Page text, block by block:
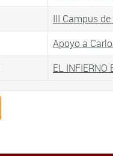
III Campus
Apoyo a
EL INFIERNO